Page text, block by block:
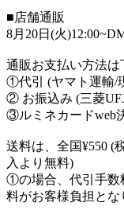
■店舗通販
8月20日(火
通販お支払い方法は
①代引 (ヤマト運輸/
② お振込み (三菱
③ルミネカードweb
送料は、全国¥550 (
入より無料)
①の場合、代引手数
料がお客様負担とな